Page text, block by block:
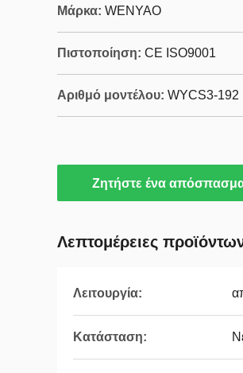
Μάρκα: WENYAO
Πιστοποίηση: CE ISO9001
Αριθμό μοντέλου: WYCS3-192
Ζητήστε ένα
Λεπτομέρειες
Λειτουργία:
Κατάσταση: